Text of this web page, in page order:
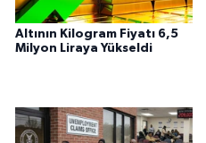
Altının Kilogram Fiyatı 6,5
Milyon Liraya Yükseldi